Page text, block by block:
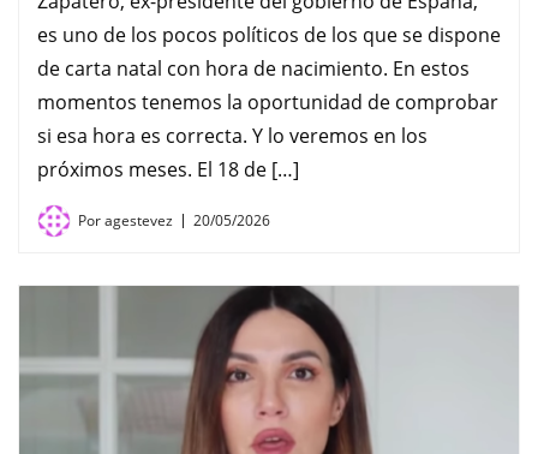
es uno de los pocos políticos de los que se dispone
de carta natal con hora de nacimiento. En estos
momentos tenemos la oportunidad de comprobar
si esa hora es correcta. Y lo veremos en los
próximos meses. El 18 de […]
Poragestevez 20/05/2026